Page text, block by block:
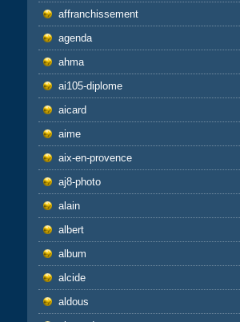
affranchissement
agenda
ahma
ai105-diplome
aicard
aime
aix-en-provence
aj8-photo
alain
albert
album
alcide
aldous